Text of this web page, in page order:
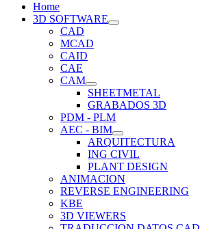
Home
3D SOFTWARE
CAD
MCAD
CAID
CAE
CAM
SHEETMETAL
GRABADOS 3D
PDM - PLM
AEC - BIM
ARQUITECTURA
ING CIVIL
PLANT DESIGN
ANIMACION
REVERSE ENGINEERING
KBE
3D VIEWERS